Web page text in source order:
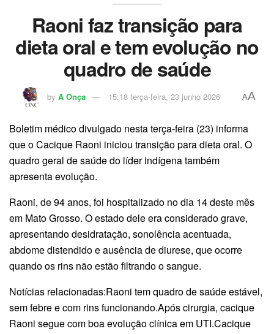
Raoni faz transição para
dieta oral e tem evolução no
quadro de saúde
by A Onça 15:18 terça-feira, 23 junho 2026 AA
Boletim médico divulgado nesta terça-feira (23) informa
que o Cacique Raoni iniciou transição para dieta oral. O
quadro geral de saúde do líder indígena também
apresenta evolução.
Raoni, de 94 anos, foi hospitalizado no dia 14 deste mês
em Mato Grosso. O estado dele era considerado grave,
apresentando desidratação, sonolência acentuada,
abdome distendido e ausência de diurese, que ocorre
quando os rins não estão filtrando o sangue.
Notícias relacionadas:Raoni tem quadro de saúde estável,
sem febre e com rins funcionando.Após cirurgia, cacique
Raoni segue com boa evolução clínica em UTI.Cacique